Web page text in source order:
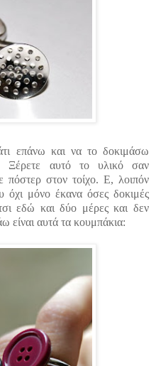
επάνω και να το δοκιμάσω
Ξέρετε αυτό το υλικό σαν
πόστερ στον τοίχο. Ε, λοιπόν
μόνο έκανα όσες δοκιμές
εδώ και δύο μέρες και δεν
είναι αυτά τα κουμπάκια: